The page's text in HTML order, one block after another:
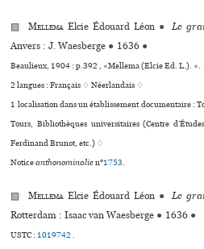
▨MellemaElcie Édouard Léon ● Le
Anvers : J. Waesberge ● 1636 ●
Beaulieux, 1904 : p.392 , «Mellema (Elcie Ed. L.). ».
2 langues :Français ♢Néerlandais ♢
1 localisation dans un établissement documentaire :
Tours, Bibliothèques uni­ver­si­tai­res (Centre
Ferdinand Brunot, etc.) ♢
Noticeanthonominalien°1753.
▨MellemaElcie Édouard Léon ● Le
Rotterdam : Isaac van Waesberge ● 1636 ●
USTC : 1019742.